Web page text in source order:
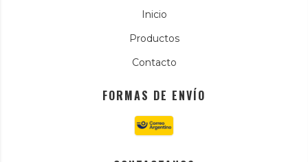
Inicio
Productos
Contacto
FORMAS DE ENVÍO